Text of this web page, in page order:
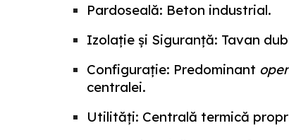
Pardoseală: Beton industrial.
Izolație și Siguranță: Tavan
Configurație: Predominant
centralei.
Utilități: Centrală termică